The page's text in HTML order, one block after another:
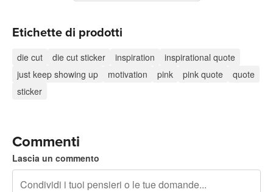
Etichette di prodotti
die cut die cut sticker inspiration
inspirational quote
just keep showing up
motivation pink pink quote
quote
sticker
Commenti
Lascia un commento